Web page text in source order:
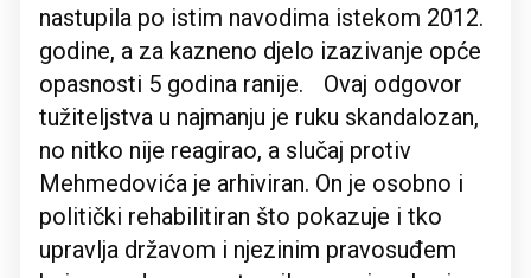
nastupila po istim navodima istekom 2012.
godine, a za kazneno djelo izazivanje opće
opasnosti 5 godina ranije. Ovaj odgovor
tužiteljstva u najmanju je ruku skandalozan,
no nitko nije reagirao, a slučaj protiv
Mehmedovića je arhiviran. On je osobno i
politički rehabilitiran što pokazuje i tko
upravlja državom i njezinim pravosuđem